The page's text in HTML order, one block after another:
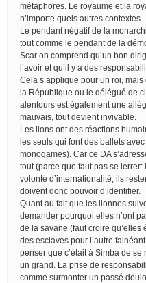
métaphores. Le royaume et la
n’importe quels autres contextes.
Le pendant négatif de la
tout comme le pendant de la
Scar on comprend qu’un bon
l’avoir et qu’il y a des
Cela s’applique pour un roi,
la République ou le délégué de
alentours est également une
mauvais, tout devient invivable.
Les lions ont des réactions
les seuls qui font des ballets
monogames). Car ce DA
tout (parce que faut pas se
volonté d’internationalité, ils
doivent donc pouvoir d’identifier.
Quant au fait que les lionnes
demander pourquoi elles n’ont
de la savane (faut croire qu’elles
des esclaves pour l’autre
penser que c’était à Simba de
un grand. La prise de
comme surmonter un passé